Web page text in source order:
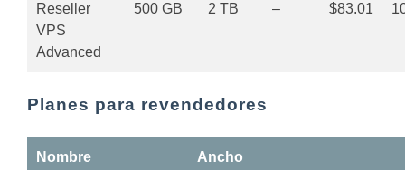
Reseller
VPS
Advanced
500 GB 2 TB – $83.01
Planes para revendedores
Nombre
Ancho